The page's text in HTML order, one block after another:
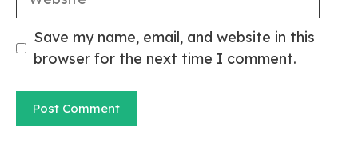
Save my name, email, and website in this
browser for the next time I comment.